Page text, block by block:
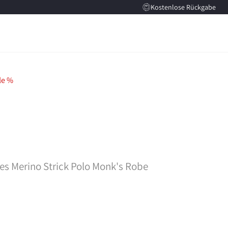
Kostenlose Rückgabe
%
Merino Strick Polo Monk's Robe